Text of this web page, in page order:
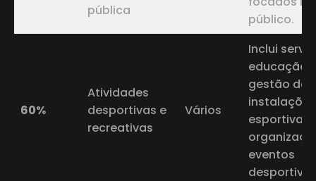
pública
público.
60%
Atividades
desportivas e
recreativas
Vários
Inclui
educação
gestão de
instalações
esportivas
eventos